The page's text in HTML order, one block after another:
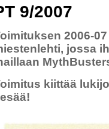
9/2007
2006-
jossa
kiittää